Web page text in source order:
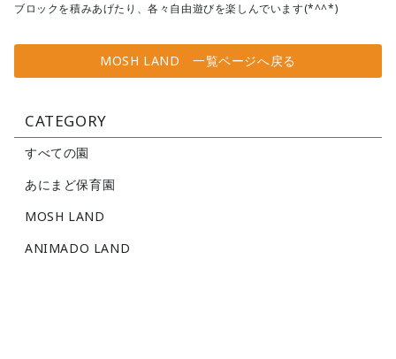
ブロックを積みあげたり、各々自由遊びを楽しんでいます(*^^*)
MOSH LAND 一覧ページへ戻る
CATEGORY
すべての園
あにまど保育園
MOSH LAND
ANIMADO LAND